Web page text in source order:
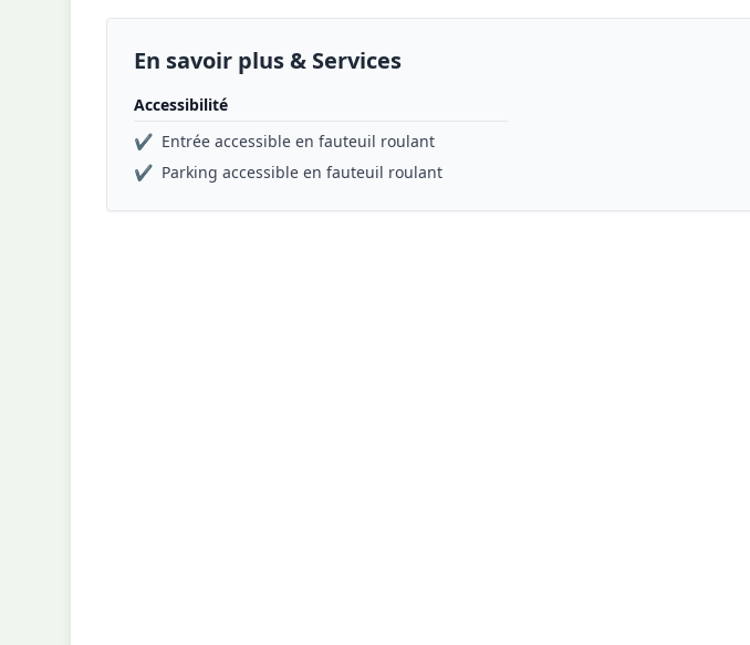
En savoir plus & Services
Accessibilité
✔ Entrée accessible en fauteuil roulant
✔ Parking accessible en fauteuil roulant